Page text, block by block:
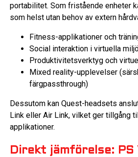
portabilitet. Som fristående enheter
som helst utan behov av extern
Fitness-applikationer och
Social interaktion i virtuella
Produktivitetsverktyg och
Mixed reality-upplevelser
färgpassthrough)
Dessutom kan Quest-headsets
Link eller Air Link, vilket ger tillgång
applikationer.
Direkt jämförelse: PS